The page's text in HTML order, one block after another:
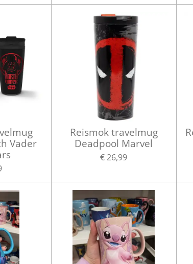
Vader
Reismok travelmug
Deadpool Marvel
€ 26,99